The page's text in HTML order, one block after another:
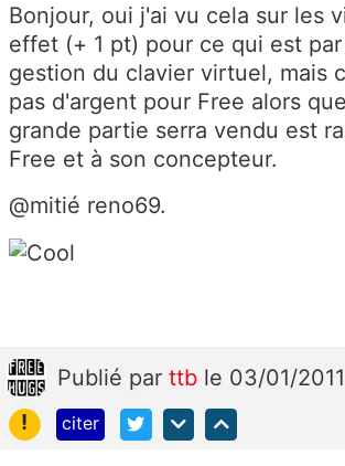
Bonjour, oui j'ai vu cela sur les
effet (+ 1 pt) pour ce qui est
gestion du clavier virtuel, mais
pas d'argent pour Free alors
grande partie serra vendu est
Free et à son concepteur.
@mitié reno69.
Publié par ttb le 03/01/
!
citer